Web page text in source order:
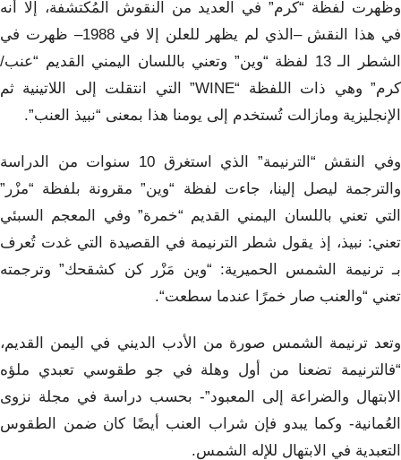
وظهرت لفظة “كرم” في العديد من النقوش المُكتشفة، إلا أنه
في هذا النقش –الذي لم يظهر للعلن إلا في 1988– ظهرت في
الشطر الـ 13 لفظة “وين” وتعني باللسان اليمني القديم “عنب/
كرم” وهي ذات اللفظة “WINE” التي انتقلت إلى اللاتينية ثم
الإنجليزية ومازالت تُستخدم إلى يومنا هذا بمعنى “نبيذ العنب”.
وفي النقش “الترنيمة” الذي استغرق 10 سنوات من الدراسة
والترجمة ليصل إلينا، جاءت لفظة “وين” مقرونة بلفظة “مزْر”
التي تعني باللسان اليمني القديم “خمرة” وفي المعجم السبئي
تعني: نبيذ، إذ يقول شطر الترنيمة في القصيدة التي غدت تُعرف
بـ ترنيمة الشمس الحميرية: “وين مَزْر كن كشقحك” وترجمته
تعني “والعنب صار خمرًا عندما سطعت“.
وتعد ترنيمة الشمس صورة من الأدب الديني في اليمن القديم،
“فالترنيمة تضعنا من أول وهلة في جو طقوسي تعبدي ملؤه
الابتهال والضراعة إلى المعبود”- بحسب دراسة في مجلة نزوى
العُمانية- وكما يبدو فإن شراب العنب أيضًا كان ضمن الطقوس
التعبدية في الابتهال للإله الشمس.